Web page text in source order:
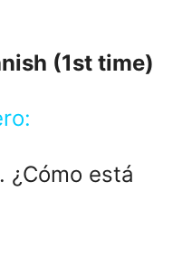
(1st time)
¿Cómo está